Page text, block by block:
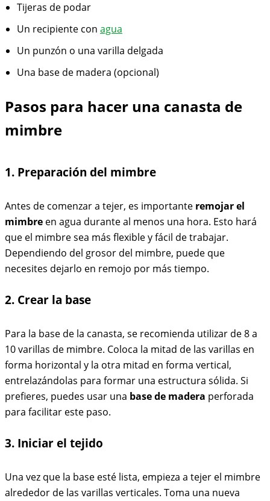
Tijeras de podar
Un recipiente con agua
Un punzón o una varilla delgada
Una base de madera (opcional)
Pasos para hacer una canasta de
mimbre
1. Preparación del mimbre
Antes de comenzar a tejer, es importante remojar el
mimbre en agua durante al menos una hora. Esto hará
que el mimbre sea más flexible y fácil de trabajar.
Dependiendo del grosor del mimbre, puede que
necesites dejarlo en remojo por más tiempo.
2. Crear la base
Para la base de la canasta, se recomienda utilizar de 8 a
10 varillas de mimbre. Coloca la mitad de las varillas en
forma horizontal y la otra mitad en forma vertical,
entrelazándolas para formar una estructura sólida. Si
prefieres, puedes usar una base de madera perforada
para facilitar este paso.
3. Iniciar el tejido
Una vez que la base esté lista, empieza a tejer el mimbre
alrededor de las varillas verticales. Toma una nueva